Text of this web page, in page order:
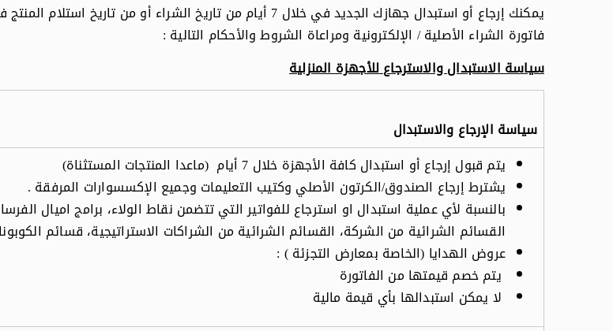
يمكنك إرجاع أو استبدال جهازك الجديد في خلال 7 أيام من تاريخ
فاتورة الشراء الأصلية / الإلكترونية ومراعاة الشروط والأحكام التالية :
سياسة الاستبدال والاسترجاع للأجهزة المنزلية
سياسة الإرجاع والاستبدال
يتم قبول إرجاع أو استبدال كافة الأجهزة خلال 7 أيام (ماعدا المنتجات المستثناة)
يشترط إرجاع الصندوق/الكرتون الأصلي وكتيب التعليمات وجميع الإكسسوارات المرفقة .
بالنسبة لأي عملية استبدال او استرجاع للفواتير التي تتضمن نقاط الولاء، برامج اميال
القسائم الشرائية من الشركة، القسائم الشرائية من الشراكات الاستراتيجية، قسائم
عروض الهدايا (الخاصة بمعارض التجزئة ) :
يتم خصم قيمتها من الفاتورة
لا يمكن استبدالها بأي قيمة مالية